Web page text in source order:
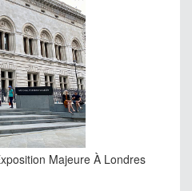
Majeure À Londres